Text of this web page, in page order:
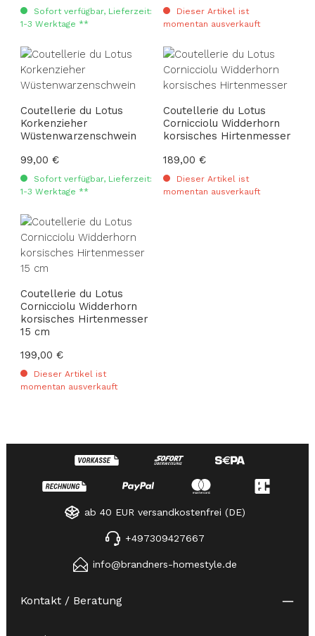
Sofort verfügbar, Lieferzeit:
1-3 Werktage **
Dieser Artikel ist
momentan ausverkauft
Coutellerie du Lotus
Korkenzieher
Wüstenwarzenschwein
Regulärer Preis:
99,00 €
Sofort verfügbar, Lieferzeit:
1-3 Werktage **
Coutellerie du Lotus
Cornicciolu Widderhorn
korsisches Hirtenmesser
Regulärer Preis:
189,00 €
Dieser Artikel ist
momentan ausverkauft
Coutellerie du Lotus
Cornicciolu Widderhorn
korsisches Hirtenmesser
15 cm
Regulärer Preis:
199,00 €
Dieser Artikel ist
momentan ausverkauft
ab 40 EUR versandkostenfrei (DE)
+497309427667
info@brandners-homestyle.de
Kontakt / Beratung